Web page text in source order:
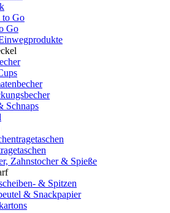
to Go
Go
Schnaps
Zahnstocher & Spieße
& Spitzen
& Snackpapier